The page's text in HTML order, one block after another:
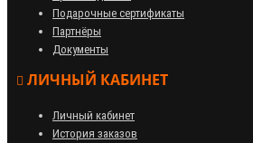
Подарочные сертификаты
Партнёры
Документы
ЛИЧНЫЙ КАБИНЕТ
Личный кабинет
История заказов